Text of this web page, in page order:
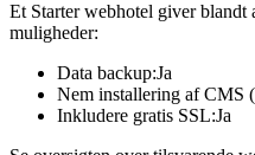
Et Starter webhotel giver blandt
muligheder:
Data backup:Ja
Nem installering af CMS
Inkludere gratis SSL:Ja